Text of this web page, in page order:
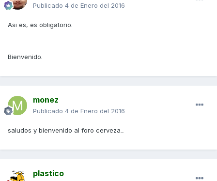
Publicado 4 de Enero del 2016
Asi es, es obligatorio.
Bienvenido.
monez
Publicado 4 de Enero del 2016
saludos y bienvenido al foro cerveza_
plastico